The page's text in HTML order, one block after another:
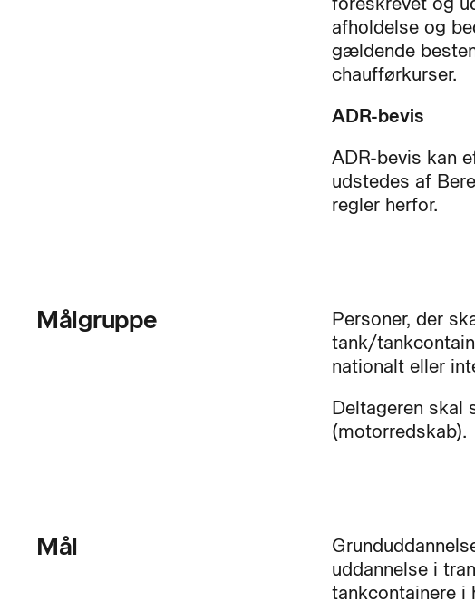
afholdelse og
gældende
chaufførkurser.
ADR-bevis
ADR-bevis kan
udstedes af
regler herfor.
Målgruppe
Personer, der
tank/
nationalt eller
Deltageren skal
(motorredskab).
Mål
uddannelse i
tankcontainere i